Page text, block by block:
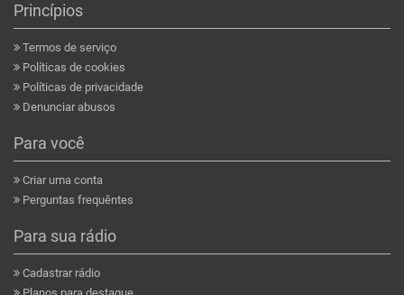
Princípios
Termos de serviço
Políticas de cookies
Políticas de privacidade
Denunciar abusos
Para você
Criar uma conta
Perguntas frequêntes
Para sua rádio
Cadastrar rádio